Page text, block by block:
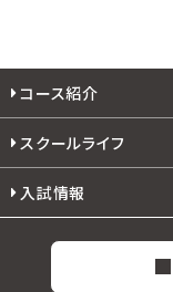
コース紹介
スクールライフ
入試情報